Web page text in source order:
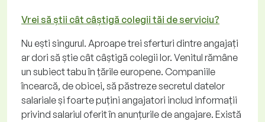
Vrei să știi cât câștigă colegii tăi de serviciu?
Nu ești singurul. Aproape trei sferturi dintre angajați
ar dori să știe cât câștigă colegii lor. Venitul rămâne
un subiect tabu în țările europene. Companiile
încearcă, de obicei, să păstreze secretul datelor
salariale și foarte puțini angajatori includ informații
privind salariul oferit în anunțurile de angajare. Există